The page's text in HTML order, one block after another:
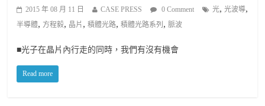
2015 年 08 月 11 日 CASE PRESS 0 Comment 光,光波導,
半導體, 方程毅, 晶片 ,積體光路,積體光路系列 ,脈波
■光子在晶片內行走的同時，我們有沒有機會
Read more